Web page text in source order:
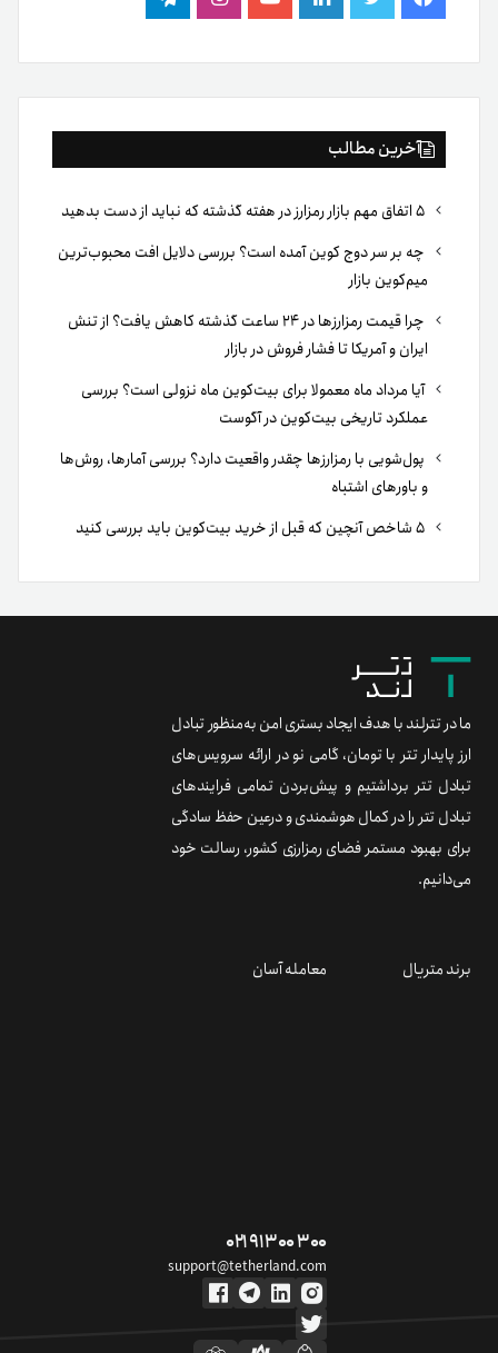
فیس
بوک
توییتر لینکدینیوتیوباینستاگرام
تلگرام
آخرین مطالب
چه بر سر دوج کوین آمده است؟ بررسی دلایل افت محبوب‌ترین
میم‌کوین بازار
چرا قیمت رمزارزها در ۲۴ ساعت گذشته کاهش یافت؟ از تنش
ایران و آمریکا تا فشار فروش در بازار
آیا مرداد ماه معمولا برای بیت‌کوین ماه نزولی است؟ بررسی
عملکرد تاریخی بیت‌کوین در آگوست
پول‌شویی با رمزارزها چقدر واقعیت دارد؟ بررسی آمارها، روش‌ها
و باورهای اشتباه
ما در تترلند با هدف ایجاد بستری امن به‌منظور تبادل
ارز پایدار تتر با تومان، گامی نو در ارائه سرویس‌های
تبادل تتر برداشتیم و پیش‌بردن تمامی فرایندهای
تبادل تتر را در کمال هوشمندی و درعین حفظ سادگی
برای بهبود مستمر فضای رمزارزی کشور، رسالت خود
می‌دانیم.
برند متریال معامله آسان
۰۲۱ ۹۱ ۳۰۰ ۳۰۰
support@tetherland.com